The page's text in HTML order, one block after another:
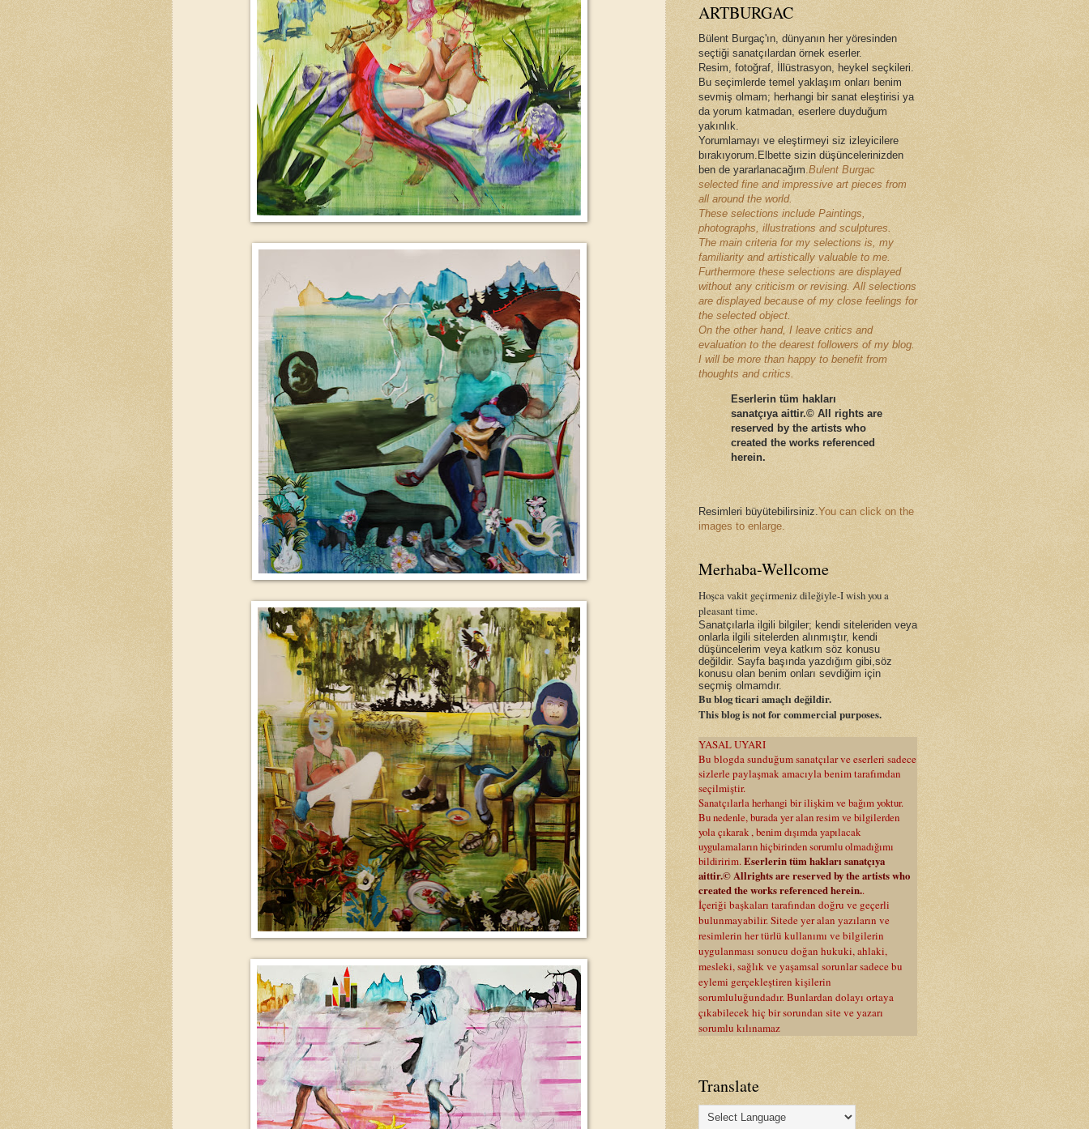
ARTBURGAC
Bülent Burgaç'ın, dünyanın her yöresinden
seçtiği sanatçılardan örnek eserler.
Resim, fotoğraf, İllüstrasyon, heykel seçkileri.
Bu seçimlerde temel yaklaşım onları benim
sevmiş olmam; herhangi bir sanat eleştirisi ya
da yorum katmadan, eserlere duyduğum
yakınlık.
Yorumlamayı ve eleştirmeyi siz izleyicilere
bırakıyorum.Elbette sizin düşüncelerinizden
ben de yararlanacağım Bulent Burgac
selected fine and impressive art pieces from
all around the world.
These selections include Paintings,
photographs, illustrations and sculptures.
The main criteria for my selections is, my
familiarity and artistically valuable to me.
Furthermore these selections are displayed
without any criticism or revising. All selections
are displayed because of my close feelings for
the selected object.
On the other hand, I leave critics and
evaluation to the dearest followers of my blog.
I will be more than happy to benefit from
thoughts and critics.
Eserlerin tüm hakları
sanatçıya aittir.© All rights are
reserved by the artists who
created the works referenced
herein.
Resimleri büyütebilirsiniz. You can click on the
images to enlarge.
Merhaba-Wellcome
Hoşca vakit geçirmeniz dileğiyle-I wish you a
pleasant time.
Sanatçılarla ilgili bilgiler; kendi siteleriden veya
onlarla ilgili sitelerden alınmıştır, kendi
düşüncelerim veya katkım söz konusu
değildir. Sayfa başında yazdığım gibi,söz
konusu olan benim onları sevdiğim için
seçmiş olmamdır.
Bu blog ticari amaçlı değildir.
This blog is not for commercial purposes.
YASAL UYARI
Bu blogda sunduğum sanatçılar ve eserleri sadece
sizlerle paylaşmak amacıyla benim tarafımdan
seçilmiştir.
Sanatçılarla herhangi bir ilişkim ve bağım yoktur.
Bu nedenle, burada yer alan resim ve bilgilerden
yola çıkarak , benim dışımda yapılacak
uygulamaların hiçbirinden sorumlu olmadığımı
bildiririm. Eserlerin tüm hakları sanatçıya
aittir.© Allrights are reserved by the artists who
created the works referenced herein..
İçeriği başkaları tarafından doğru ve geçerli
bulunmayabilir. Sitede yer alan yazıların ve
resimlerin her türlü kullanımı ve bilgilerin
uygulanması sonucu doğan hukuki, ahlaki,
mesleki, sağlık ve yaşamsal sorunlar sadece bu
eylemi gerçekleştiren kişilerin
sorumluluğundadır. Bunlardan dolayı ortaya
çıkabilecek hiç bir sorundan site ve yazarı
sorumlu kılınamaz
Translate